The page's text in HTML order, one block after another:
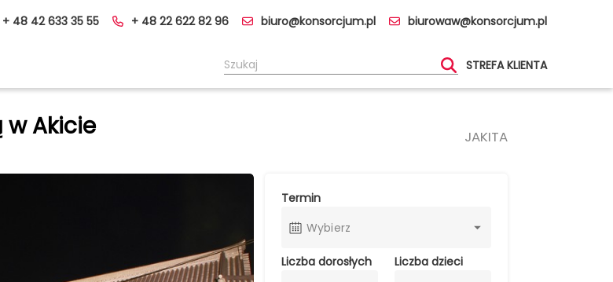
+ 48 42 633 35 55 + 48 22 622 82 96 biuro@konsorcjum.pl biurowaw@konsorcjum.pl
STREFA KLIENTA
w Akicie JAKITA
Termin
Wybierz
Liczba dorosłych
Liczba dzieci